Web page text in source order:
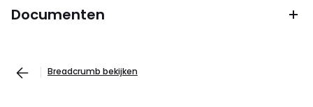
Documenten
Breadcrumb bekijken